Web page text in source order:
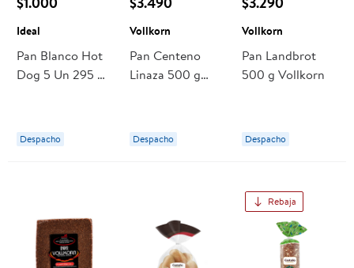
Ideal
Pan Blanco Hot
Dog 5 Un 295 g
Despacho
Vollkorn
Pan Centeno
Linaza 500 g
Despacho
Vollkorn
Pan Landbrot
500 g Vollkorn
Despacho
Rebaja